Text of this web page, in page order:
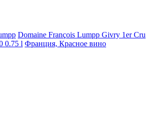
Domaine François Lumpp Givry 1er Cru
0.75 l Франция, Красное вино